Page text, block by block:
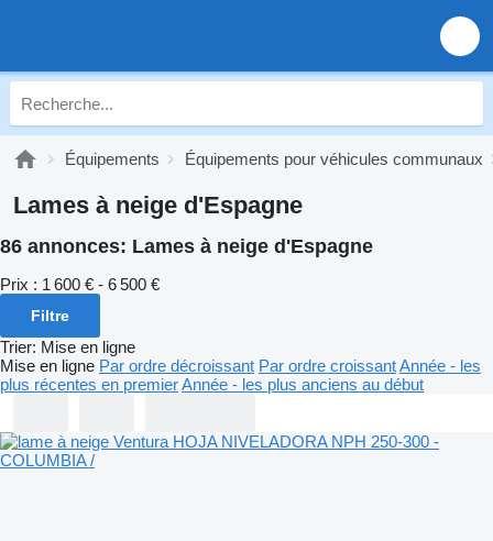
Équipements Équipements pour véhicules communaux
Lames à neige d'Espagne
86 annonces: Lames à neige d'Espagne
Prix : 1 600 € - 6 500 €
Filtre
Trier: Mise en ligne
Mise en ligne Par ordre décroissant Par ordre croissantAnnée - les
plus récentes en premierAnnée - les plus anciens au début